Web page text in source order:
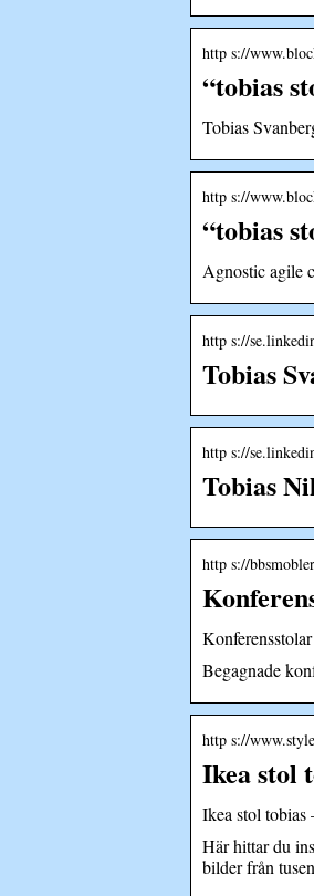
http s://
“tobias
Tobias
http s://
“tobias
Agnostic agile
http s://
Tobias
http s://
Tobias
http s://
Begagnade
http s://
Ikea stol
Ikea stol
Här hittar du
bilder från